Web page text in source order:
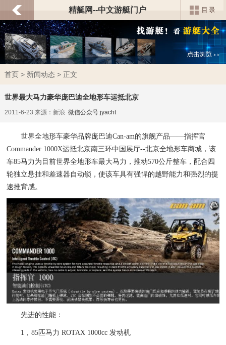
精艇网--中文游艇门户
首页> 新闻动态> 正文
世界最大马力豪华庞巴迪全地形车运抵北京
2011-6-23 来源：新浪 微信公众号:jyacht
世界全地形车豪华品牌庞巴迪Can-am的旗舰产品——指挥官
Commander 1000X运抵北京南三环中国展厅--北京全地形车商城，该
车85马力为目前世界全地形车最大马力，推动570公斤整车，配合四
轮独立悬挂和差速器自动锁，使该车具有强悍的越野能力和强烈的提
速推背感。
先进的性能：
1，85匹马力 ROTAX 1000cc 发动机